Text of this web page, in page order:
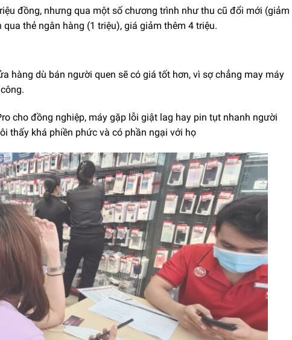
đồng, nhưng qua một số chương trình như thu cũ đổi mới (giảm
thẻ ngân hàng (1 triệu), giá giảm thêm 4 triệu.
hàng dù bán người quen sẽ có giá tốt hơn, vì sợ chẳng may máy
cho đồng nghiệp, máy gặp lỗi giật lag hay pin tụt nhanh người
thấy khá phiền phức và có phần ngại với họ